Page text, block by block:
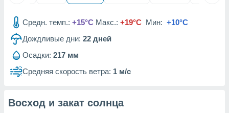
рекламы
сведения
1199
Средн. темп.: +15°C Макс.: +19°C Мин: +10°C
Дождливые дни: 22 дней
Осадки: 217 мм
Средняя скорость ветра: 1 м/с
Восход и закат солнца